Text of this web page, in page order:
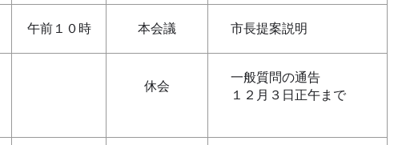
午前１０時 本会議 市長提案説明
休会
一般質問の通告
１２月３日正午まで